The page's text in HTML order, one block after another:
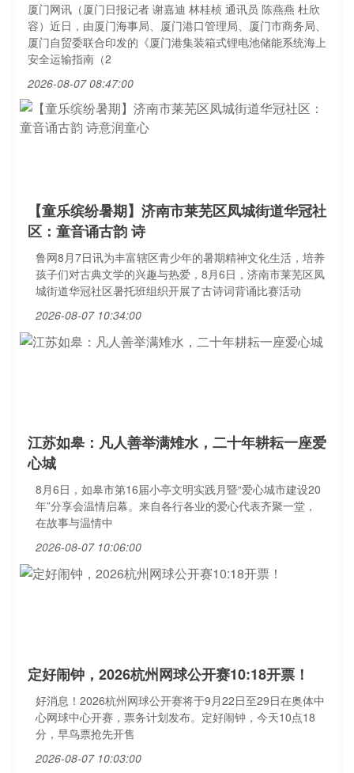
厦门网讯（厦门日报记者 谢嘉迪 林桂桢 通讯员 陈燕燕 杜欣
容）近日，由厦门海事局、厦门港口管理局、厦门市商务局、
厦门自贸委联合印发的《厦门港集装箱式锂电池储能系统海上
安全运输指南（2
2026-08-07 08:47:00
【童乐缤纷暑期】济南市莱芜区凤城街道华冠社
区：童音诵古韵 诗
鲁网8月7日讯为丰富辖区青少年的暑期精神文化生活，培养
孩子们对古典文学的兴趣与热爱，8月6日，济南市莱芜区凤
城街道华冠社区暑托班组织开展了古诗词背诵比赛活动
2026-08-07 10:34:00
江苏如皋：凡人善举满雉水，二十年耕耘一座爱
心城
8月6日，如皋市第16届小亭文明实践月暨“爱心城市建设20
年”分享会温情启幕。来自各行各业的爱心代表齐聚一堂，
在故事与温情中
2026-08-07 10:06:00
定好闹钟，2026杭州网球公开赛10:18开票！
好消息！2026杭州网球公开赛将于9月22日至29日在奥体中
心网球中心开赛，票务计划发布。定好闹钟，今天10点18
分，早鸟票抢先开售
2026-08-07 10:03:00